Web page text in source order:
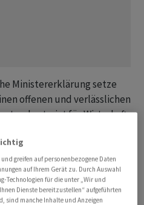
Ministererklärung setze
offenen und verlässlichen
für Wirtschaft
beteiligt sind
Malaysia, Neuseeland,
Singapur, Uruguay und
greifen auf personenbezogene Daten
auf Ihrem Gerät zu. Durch Auswahl
Technologien für die unter „Wir und
Dienste bereitzustellen“ aufgeführten
sind manche Inhalte und Anzeigen